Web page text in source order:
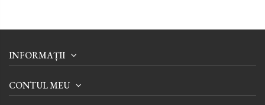
INFORMAȚII
CONTUL MEU